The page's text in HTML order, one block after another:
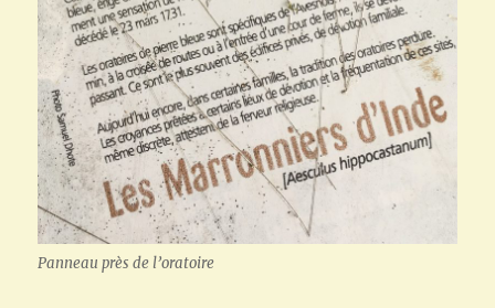
Panneau près de l’oratoire